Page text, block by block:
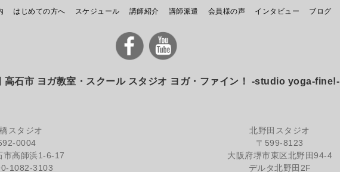
はじめての方へ スケジュール 講師紹介 講師派遣 会員様の声 インタビュー ブログ
高石市 ヨガ教室・スクール スタジオ ヨガ・ファイン！ -studio yoga-fine!-
スタジオ
0004
市高師浜1-6-17
1082-3103
北野田スタジオ
〒599-8123
大阪府堺市東区北野田94-4
デルタ北野田2F